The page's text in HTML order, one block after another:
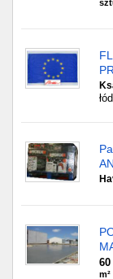
60
m²